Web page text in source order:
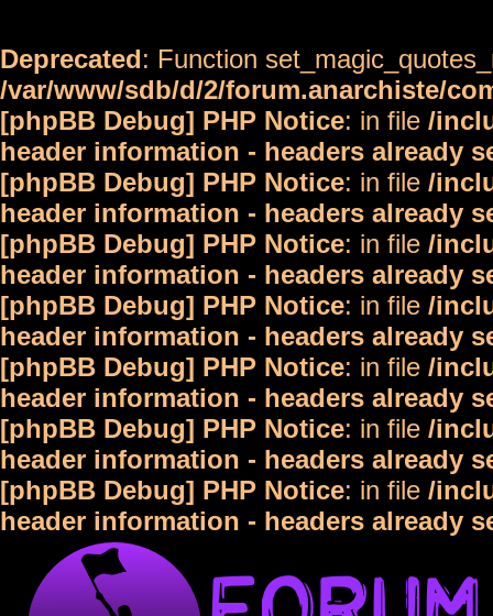
Deprecated: Function
/var/www/sdb/d/2/forum.anarchiste/
[phpBB Debug] PHP Notice: in file /
header information - headers already
[phpBB Debug] PHP Notice: in file /
header information - headers already
[phpBB Debug] PHP Notice: in file /
header information - headers already
[phpBB Debug] PHP Notice: in file /
header information - headers already
[phpBB Debug] PHP Notice: in file /
header information - headers already
[phpBB Debug] PHP Notice: in file /
header information - headers already
[phpBB Debug] PHP Notice: in file /
header information - headers already